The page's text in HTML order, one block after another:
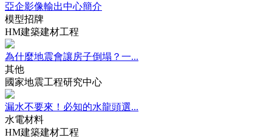
亞企影像輸出中心簡介
模型招牌
HM建築建材工程
為什麼地震會讓房子倒塌？一...
其他
國家地震工程研究中心
漏水不要來！必知的水龍頭選...
水電材料
HM建築建材工程